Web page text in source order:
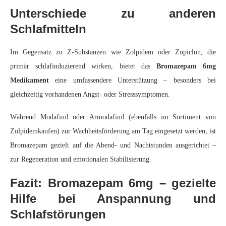
Unterschiede zu anderen
Schlafmitteln
Im Gegensatz zu Z-Substanzen wie Zolpidem oder Zopiclon, die
primär schlafinduzierend wirken, bietet das Bromazepam 6mg
Medikament eine umfassendere Unterstützung – besonders bei
gleichzeitig vorhandenen Angst- oder Stresssymptomen.
Während Modafinil oder Armodafinil (ebenfalls im Sortiment von
Zolpidemkaufen) zur Wachheitsförderung am Tag eingesetzt werden, ist
Bromazepam gezielt auf die Abend- und Nachtstunden ausgerichtet –
zur Regeneration und emotionalen Stabilisierung.
Fazit: Bromazepam 6mg – gezielte
Hilfe bei Anspannung und
Schlafstörungen